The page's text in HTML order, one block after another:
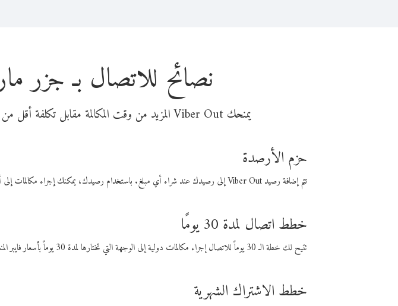
نصائح للاتصال بـ
يمنحك Viber Out المزيد من وقت المكالمة مقابل تكلفة أقل من المال. اختر من أحد خيارات الاتصال المرنة ذات السعر المنخفض:
حزم الأرصدة
تتم إضافة رصيد Viber Out إلى رصيدك عند شراء أي مبلغ. باستخدام رصيدك، يمكنك إجراء مكالمات إلى أي رقم في العالم بأسعار فايبر المنخفضة.
خطط اتصال لمدة 30 يومًا
تتيح لك خطة الـ 30 يوماً للاتصال إجراء مكالمات دولية إلى الوجهة التي تختارها لمدة 30 يوماً بأسعار فايبر المنخفضة.
خطط الاشتراك الشهرية